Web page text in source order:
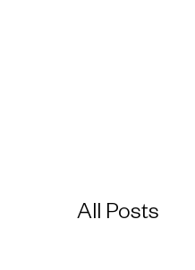
All Posts